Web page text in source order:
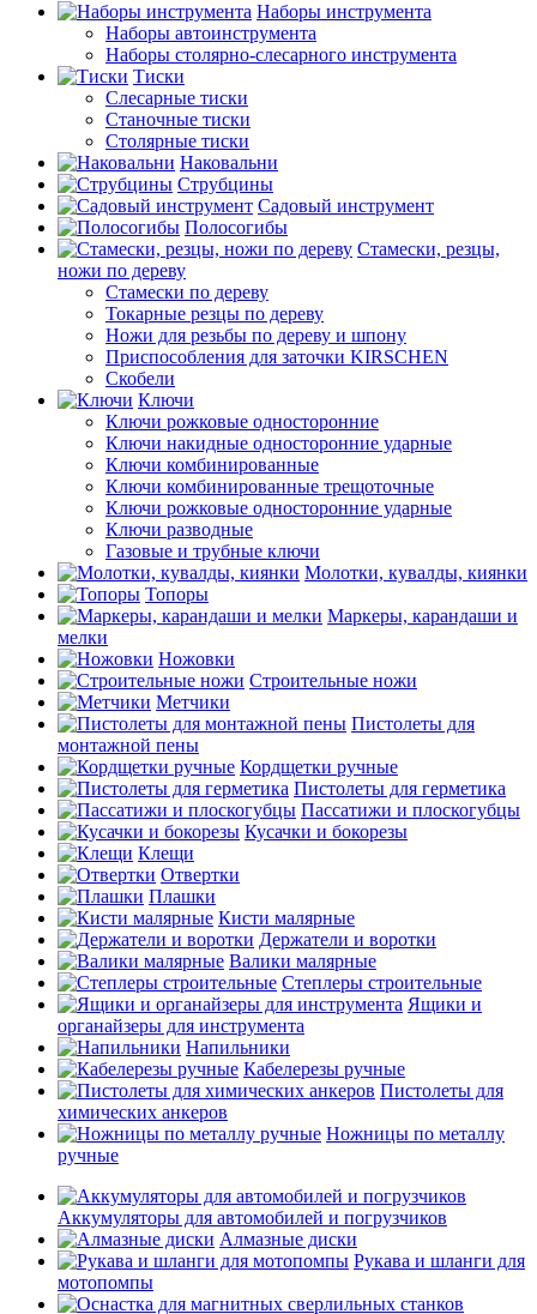
Наборы инструмента
Наборы автоинструмента
Наборы столярно-слесарного инструмента
Тиски
Слесарные тиски
Станочные тиски
Столярные тиски
Наковальни
Струбцины
Садовый инструмент
Полосогибы
Стамески, резцы,
ножи по дереву
Стамески по дереву
Токарные резцы по дереву
Ножи для резьбы по дереву и шпону
Приспособления для заточки KIRSCHEN
Скобели
Ключи
Ключи рожковые односторонние
Ключи накидные односторонние ударные
Ключи комбинированные
Ключи комбинированные трещоточные
Ключи рожковые односторонние ударные
Ключи разводные
Газовые и трубные ключи
Молотки, кувалды, киянки
Топоры
Маркеры, карандаши и
мелки
Ножовки
Строительные ножи
Метчики
Пистолеты для
монтажной пены
Кордщетки ручные
Пистолеты для герметика
Пассатижи и плоскогубцы
Кусачки и бокорезы
Клещи
Отвертки
Плашки
Кисти малярные
Держатели и воротки
Валики малярные
Степлеры строительные
Ящики и
органайзеры для инструмента
Напильники
Кабелерезы ручные
Пистолеты для
химических анкеров
Ножницы по металлу
ручные
Аккумуляторы для автомобилей и погрузчиков
Алмазные диски
Рукава и шланги для
мотопомпы